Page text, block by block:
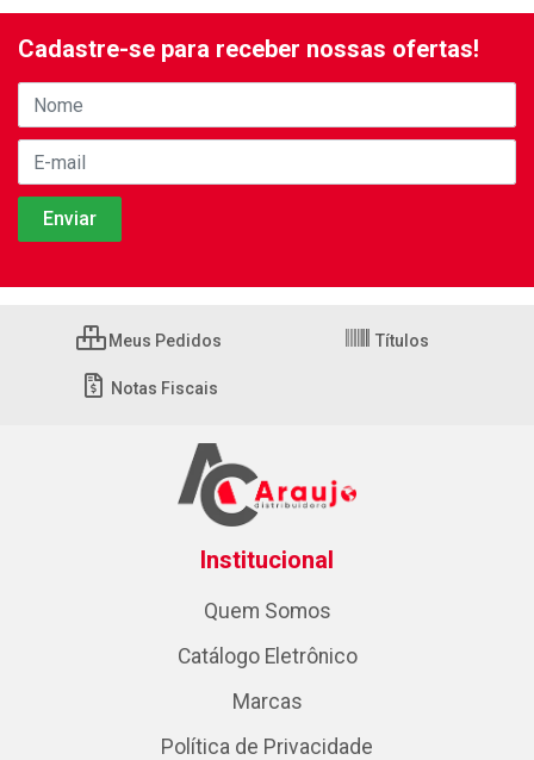
Cadastre-se para receber nossas ofertas!
Meus Pedidos Títulos
Notas Fiscais
Institucional
Quem Somos
Catálogo Eletrônico
Marcas
Política de Privacidade